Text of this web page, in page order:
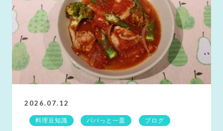
2026.07.12
料理豆知識 パパっと一皿 ブログ